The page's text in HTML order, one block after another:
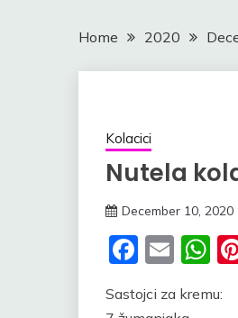
Home 2020
Kolacici
Nutela
December 10, 2020
Sastojci za kremu: